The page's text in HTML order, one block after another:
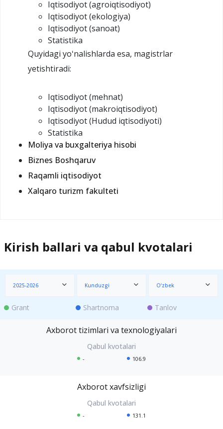
Iqtisodiyot (agroiqtisodiyot)
Iqtisodiyot (ekologiya)
Iqtisodiyot (sanoat)
Statistika
Quyidagi yoʻnalishlarda esa, magistrlar
yetishtiradi:
Iqtisodiyot (mehnat)
Iqtisodiyot (makroiqtisodiyot)
Iqtisodiyot (Hudud iqtisodiyoti)
Statistika
Moliya va buxgalteriya hisobi
Biznes Boshqaruv
Raqamli iqtisodiyot
Xalqaro turizm fakulteti
Kirish ballari va qabul kvotalari
2025-2026 Kunduzgi O‘zbek
Grant Shartnoma Tanlov
Axborot tizimlari va texnologiyalari
- 106.9
Axborot xavfsizligi
- 131.1